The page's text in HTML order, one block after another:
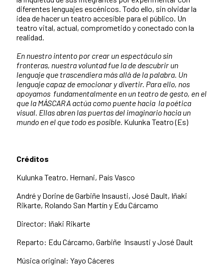
diferentes lenguajes escénicos. Todo ello, sin olvidar la
idea de hacer un teatro accesible para el público. Un
teatro vital, actual, comprometido y conectado con la
realidad.
En nuestro intento por crear un espectáculo sin
fronteras, nuestra voluntad fue la de descubrir un
lenguaje que trascendiera más allá de la palabra. Un
lenguaje capaz de emocionar y divertir. Para ello, nos
apoyamos fundamentalmente en un teatro de gesto, en el
que la MÁSCARA actúa como puente hacia la poética
visual. Ellas abren las puertas del imaginario hacia un
mundo en el que todo es posible. Kulunka Teatro (Es)
Créditos
Kulunka Teatro. Hernani, País Vasco
André y Dorine de Garbiñe Insausti, José Dault, Iñaki
Rikarte, Rolando San Martín y Edu Cárcamo
Director: Iñaki Rikarte
Reparto: Edu Cárcamo, Garbiñe Insausti y José Dault
Música original: Yayo Cáceres